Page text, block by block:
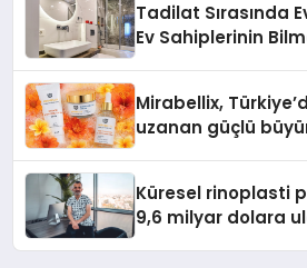
Tadilat Sırasında
Ev Sahiplerinin
Mirabellix,
uzanan güçlü
Küresel rinoplasti
9,6 milyar dolara